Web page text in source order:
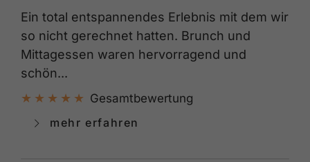
Ein total entspannendes Erlebnis mit dem wir
so nicht gerechnet hatten. Brunch und
Mittagessen waren hervorragend und
schön...
Gesamtbewertung
mehr erfahren